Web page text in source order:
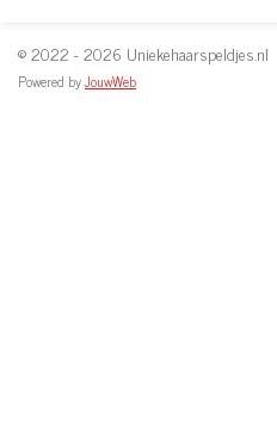
© 2022 - 2026 Uniekehaarspeldjes.nl
Powered byJouwWeb